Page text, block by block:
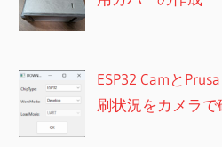
ESP32 Camと
刷状況をカメラで